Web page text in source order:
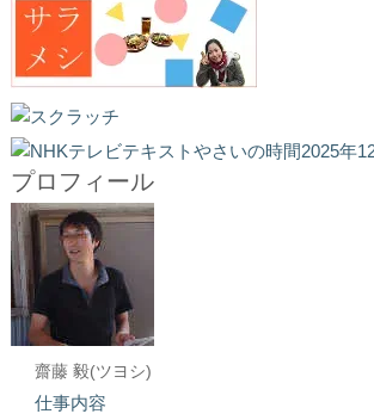
プロフィール
齋藤 毅(ツヨシ)
仕事内容